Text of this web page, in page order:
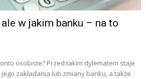
w jakim banku – na to
osobiste? Przed takim dylematem staje
zakładania lub zmiany banku, a także